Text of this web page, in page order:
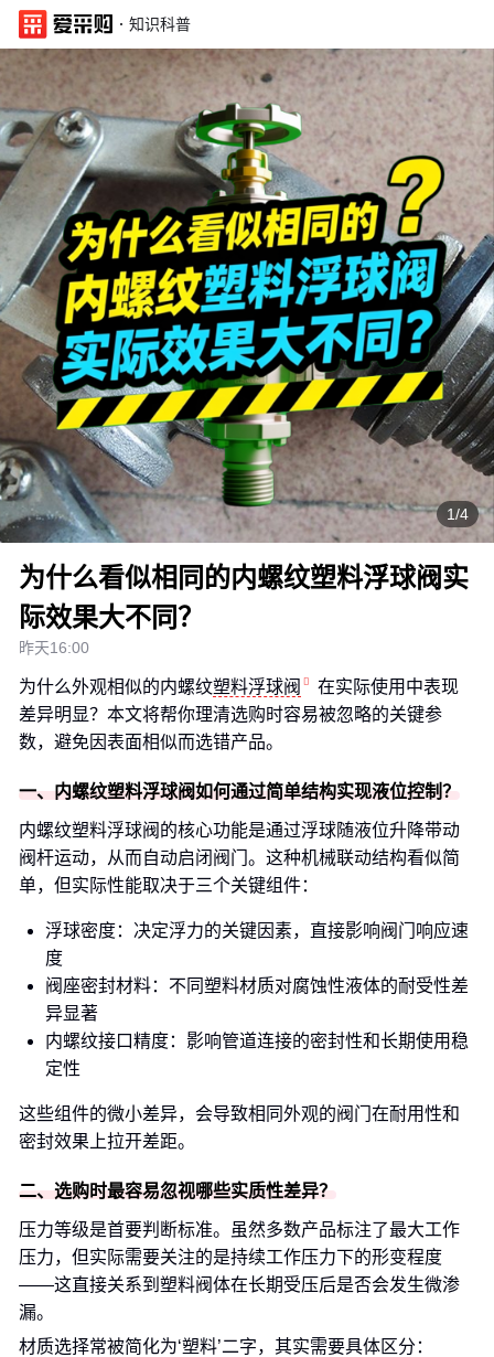
· 知识科普
1/4
为什么看似相同的内螺纹塑料浮球阀实
际效果大不同？
昨天16:00
为什么外观相似的内螺纹塑料浮球阀
在实际使用中表现
差异明显？本文将帮你理清选购时容易被忽略的关键参
数，避免因表面相似而选错产品。
一、内螺纹塑料浮球阀如何通过简单结构实现液位控制？
内螺纹塑料浮球阀的核心功能是通过浮球随液位升降带动
阀杆运动，从而自动启闭阀门。这种机械联动结构看似简
单，但实际性能取决于三个关键组件：
浮球密度：决定浮力的关键因素，直接影响阀门响应速
度
阀座密封材料：不同塑料材质对腐蚀性液体的耐受性差
异显著
内螺纹接口精度：影响管道连接的密封性和长期使用稳
定性
这些组件的微小差异，会导致相同外观的阀门在耐用性和
密封效果上拉开差距。
二、选购时最容易忽视哪些实质性差异？
压力等级是首要判断标准。虽然多数产品标注了最大工作
压力，但实际需要关注的是持续工作压力下的形变程度
——这直接关系到塑料阀体在长期受压后是否会发生微渗
漏。
材质选择常被简化为‘塑料’二字，其实需要具体区分：